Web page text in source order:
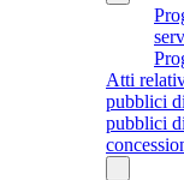
Atti
pubblici
pubblici